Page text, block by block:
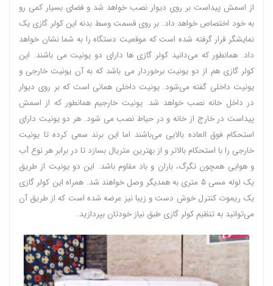
از اسمش پیداست بر روی دیوار نصب خواهد شد و فضای بسیار کمی رو
به خود اختصاص خواهد داد. بر روی قسمت وسط بدنه این کولر گازی یک
نمایشگر قرار گرفته شده است که موقعیت دستگاه را به شما نشان خواهد
داد. همانطور که می‌دانید کولر گازی‌ ها دارای دو یونیت می‌ باشند. این
کولر گازی هم از دو یونیت برخوردار می‌ باشد که به آن یونیت خارجی و
یونیت داخلی گفته می‌شود. یونیت داخلی همانی است که بر روی دیوار
در داخل خانه نصب خواهد شد. یونیت خارجیم همانطور که از اسمش
پیداست در خارج از خانه و در حیاط نصب می‌ شود. هر دو یونیت دارای
استحکام فوق العاده بالایی می‌باشند اما این برند سعی کرده تا یونیت
خارجی را با استحکام بالاتر و از بهترین متریال بسازد تا در برابر هر نوع آب
و هوایی همچون تگرگ، باران و باد مقاوم باشد. این دو یونیت از طریق
یک لوله مسی ۵ متری به همدیگر وصل خواهند شد. همراه این کولر گازی
یک ریموت کنترل خوش دست و زیبا نیز عرضه شده است که از طریق آن
می‌توانید به تنظیم کولر گازی طبق نیاز خودتان بپردازید.